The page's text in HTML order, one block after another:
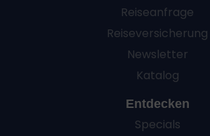
Reiseanfrage
Reiseversicherung
Newsletter
Katalog
Entdecken
Specials